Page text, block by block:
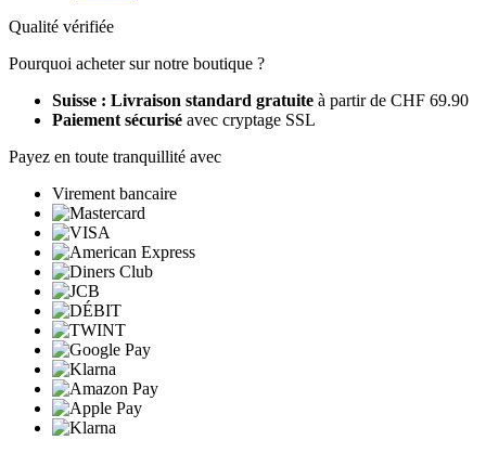
Qualité vérifiée
Pourquoi acheter sur notre boutique ?
Suisse : Livraison standard gratuite à partir de CHF 69.90
Paiement sécurisé avec cryptage SSL
Payez en toute tranquillité avec
Virement bancaire